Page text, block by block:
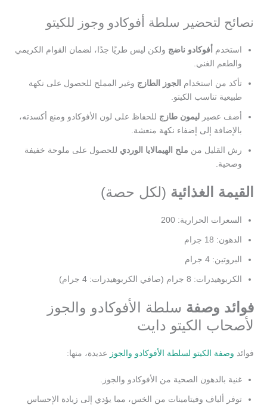
نصائح لتحضير سلطة أفوكادو وجوز للكيتو
استخدم أفوكادو ناضج ولكن ليس طريًا جدًا، لضمان القوام الكريمي
والطعم الغني.
تأكد من استخدام الجوز الطازج وغير المملح للحصول على نكهة
طبيعية تناسب الكيتو.
أضف عصير ليمون طازج للحفاظ على لون الأفوكادو ومنع أكسدته،
بالإضافة إلى إضفاء نكهة منعشة.
رش القليل من ملح الهيمالايا الوردي للحصول على ملوحة خفيفة
وصحية.
القيمة الغذائية (لكل حصة)
السعرات الحرارية: 200
الدهون: 18 جرام
البروتين: 4 جرام
الكربوهيدرات: 8 جرام (صافي الكربوهيدرات: 4 جرام)
فوائد وصفة سلطة الأفوكادو والجوز
لأصحاب الكيتو دايت
فوائد وصفة الكيتو لسلطة الأفوكادو والجوز عديدة، منها:
غنية بالدهون الصحية من الأفوكادو والجوز.
توفر ألياف وفيتامينات من الخس، مما يؤدي إلى زيادة الإحساس